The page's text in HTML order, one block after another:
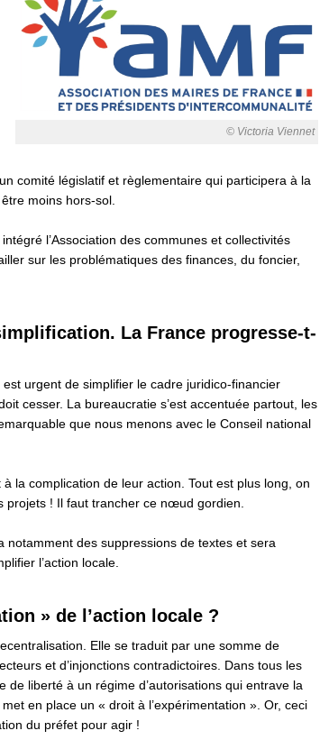
© Victoria Viennet
comité législatif et règlementaire qui participera à la
moins hors-sol.
l’Association des communes et collectivités
sur les problématiques des finances, du foncier,
La France progresse-t-
urgent de simplifier le cadre juridico-financier
cesser. La bureaucratie s’est accentuée ­partout, les
que nous menons avec le Conseil national
la complication de leur action. Tout est plus long, on
projets ! Il faut trancher ce nœud gordien.
notamment des suppressions de textes et sera
l’action locale.
» de l’action locale ?
Elle se traduit par une somme de
et d’injonctions contradictoires. Dans tous les
de liberté à un régime d’autorisations qui entrave la
en place un « droit à l’expérimentation ». Or, ceci
du préfet pour agir !